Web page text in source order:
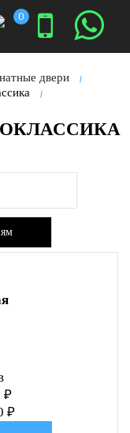
0
двери
₽
₽